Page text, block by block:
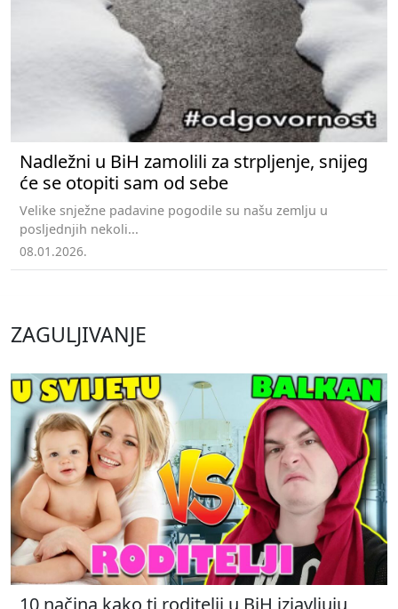
Nadležni u BiH zamolili za strpljenje, snijeg
će se otopiti sam od sebe
Velike snježne padavine pogodile su našu zemlju u
posljednjih nekoli...
08.01.2026.
ZAGULJIVANJE